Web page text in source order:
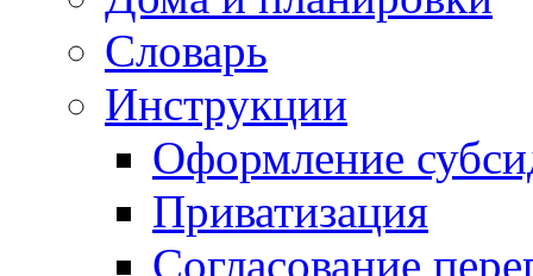
Словарь
Инструкции
Оформление
Приватизация
Согласование